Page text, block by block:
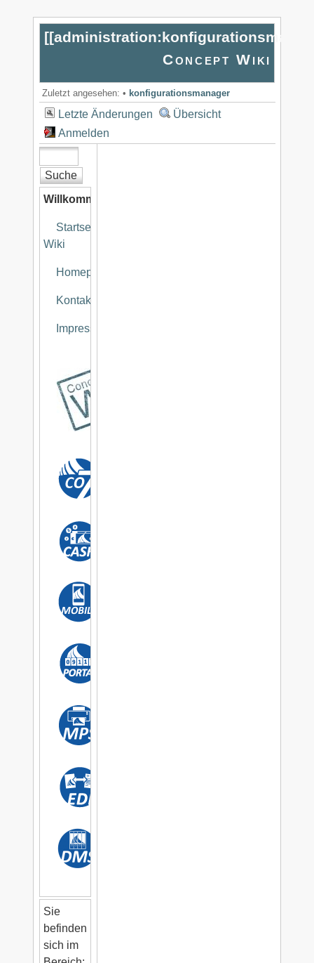
[[
Concept Wiki
Zuletzt angesehen: • konfigurationsmanager
Letzte Änderungen
Übersicht
Anmelden
Willkommen
Startseite
Wiki
Homepage
Kontakt
Impressum
Sie
befinden
sich im